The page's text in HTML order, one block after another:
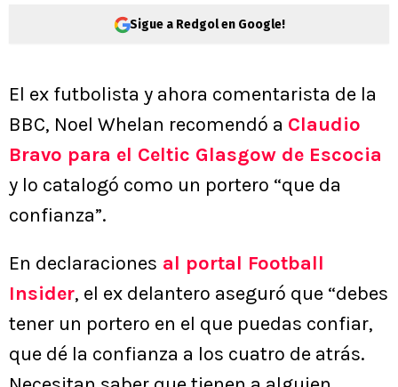
Sigue a Redgol en Google!
El ex futbolista y ahora comentarista de la
BBC, Noel Whelan recomendó a Claudio
Bravo para el Celtic Glasgow de Escocia
y lo catalogó como un portero “que da
confianza”.
En declaraciones al portal Football
Insider, el ex delantero aseguró que “debes
tener un portero en el que puedas confiar,
que dé la confianza a los cuatro de atrás.